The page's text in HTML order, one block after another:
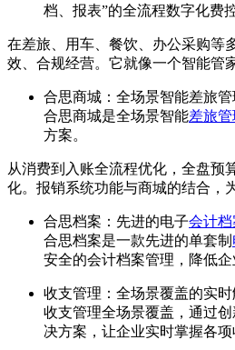
档、报表”的全流程数字化费
在差旅、用车、餐饮、办公采购等
效、合规经营。它就像一个智能管
合思商城：全场景智能差旅管
合思商城是全场景智能差旅
方案。
从消费到入账全流程优化，全盘预
化。报销系统功能与商城的结合，
合思档案：先进的电子会计档
合思档案是一款先进的单套制
安全的会计档案管理，降低
收支管理：全场景覆盖的实
收支管理全场景覆盖，通过
决方案，让企业实时掌握各